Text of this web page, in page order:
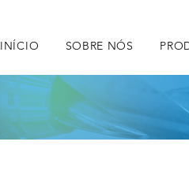
INÍCIO SOBRE NÓS